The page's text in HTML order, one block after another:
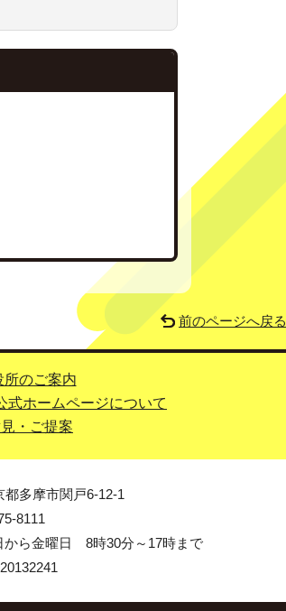
前のページへ戻る
所のご案内
式ホームページについて
・ご提案
多摩市関戸6-12-1
8111
から金曜日 8時30分～17時まで